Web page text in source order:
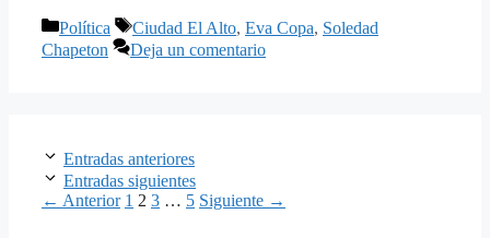
Categorías
Política Etiquetas
Ciudad El Alto, Eva Copa, Soledad
Chapeton
Deja un comentario
Entradas anteriores
Entradas siguientes
← Anterior Página
1 Página
2 Página
3 … Página
5 Siguiente →